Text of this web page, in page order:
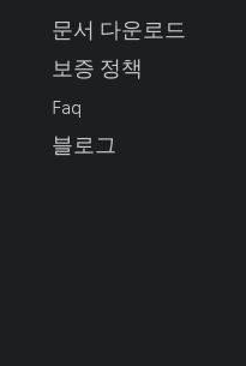
문서 다운로드
보증 정책
Faq
블로그